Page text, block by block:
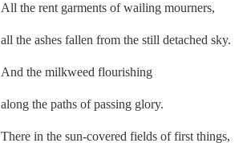
All the rent garments of wailing mourners,
all the ashes fallen from the still detached sky.
And the milkweed flourishing
along the paths of passing glory.
There in the sun-covered fields of first things,